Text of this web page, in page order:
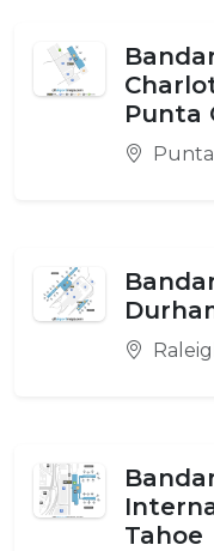
Punta
Tahoe